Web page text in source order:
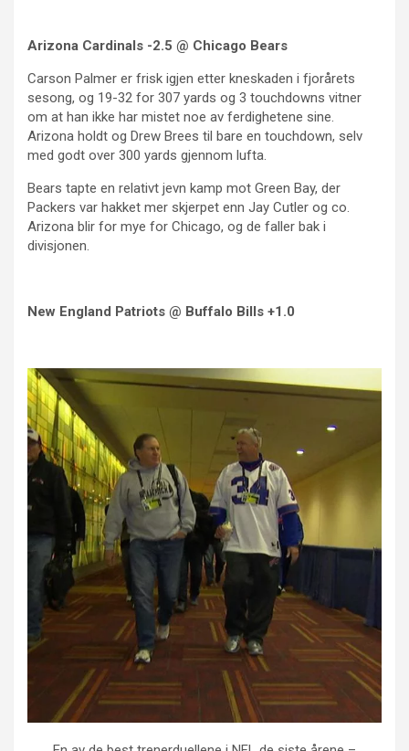
Arizona Cardinals -2.5 @ Chicago Bears
Carson Palmer er frisk igjen etter kneskaden i fjorårets
sesong, og 19-32 for 307 yards og 3 touchdowns vitner
om at han ikke har mistet noe av ferdighetene sine.
Arizona holdt og Drew Brees til bare en touchdown, selv
med godt over 300 yards gjennom lufta.
Bears tapte en relativt jevn kamp mot Green Bay, der
Packers var hakket mer skjerpet enn Jay Cutler og co.
Arizona blir for mye for Chicago, og de faller bak i
divisjonen.
New England Patriots @ Buffalo Bills +1.0